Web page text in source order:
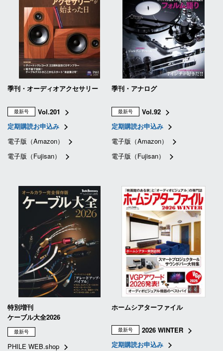
季刊・オーディオアクセサリー
最新号
Vol.201
定期購読お申込み
電子版（Amazon）
電子版（Fujisan）
季刊・アナログ
最新号
Vol.92
定期購読お申込み
電子版（Amazon）
電子版（Fujisan）
特別増刊
ケーブル大全2026
最新号
PHILE WEB.shop
ホームシアターファイル
最新号
2026 WINTER
定期購読お申込み